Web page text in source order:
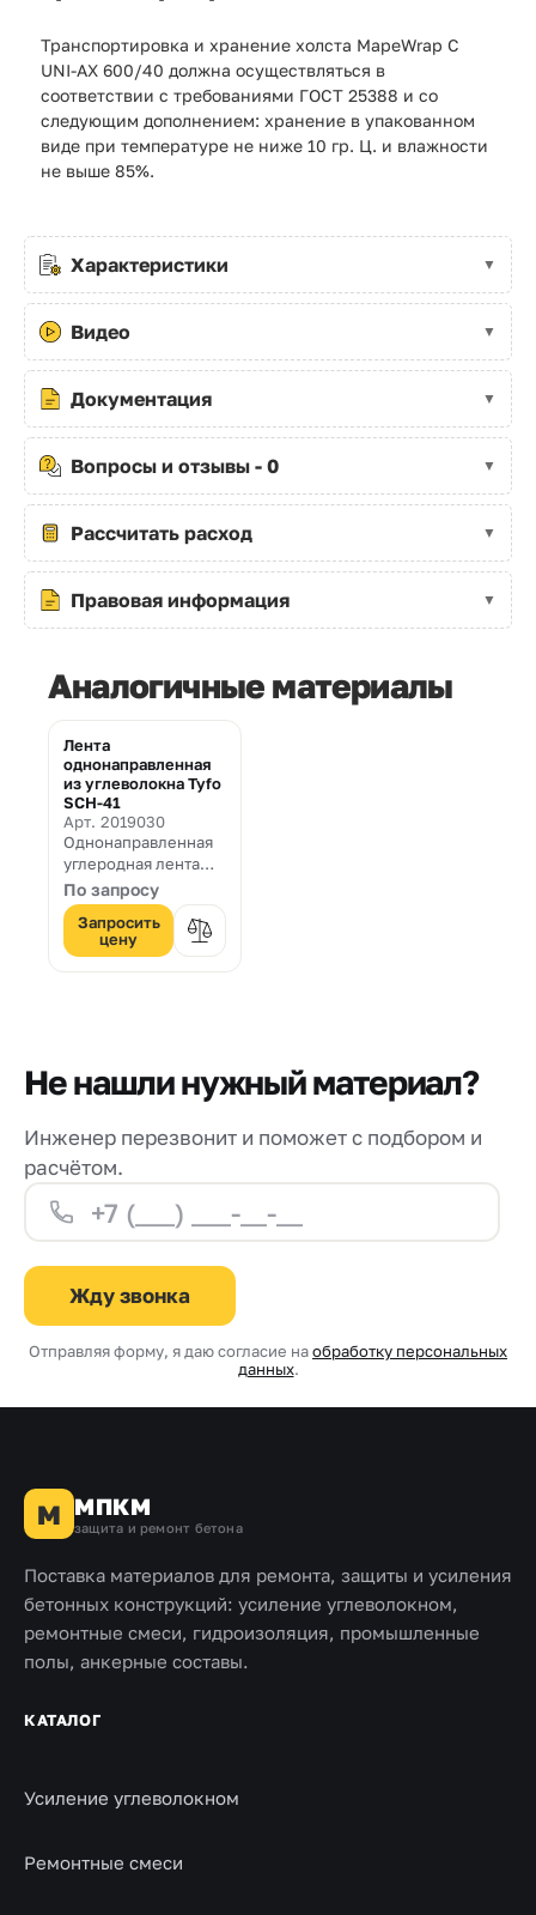
Транспортировка и хранение холста MapeWrap C
UNI-AX 600/40 должна осуществляться в
соответствии с требованиями ГОСТ 25388 и со
следующим дополнением: хранение в упакованном
виде при температуре не ниже 10 гр. Ц. и влажности
не выше 85%.
Характеристики
Видео
Документация
Вопросы и отзывы - 0
Рассчитать расход
Правовая информация
Аналогичные материалы
Лента
однонаправленная
из углеволокна Tyfo
SCH-41
Арт. 2019030
Однонаправленная
углеродная лента
для усиления
строительных
конструкций
плотностью 644 гр/
м² и шириной 610
По запросу
Запросить
цену
Не нашли нужный материал?
Инженер перезвонит и поможет с подбором и
расчётом.
Жду звонка
Отправляя форму, я даю согласие наобработку персональных
данных.
М МПКМ
защита и ремонт бетона
Поставка материалов для ремонта, защиты и усиления
бетонных конструкций: усиление углеволокном,
ремонтные смеси, гидроизоляция, промышленные
полы, анкерные составы.
КАТАЛОГ
Усиление углеволокном
Ремонтные смеси